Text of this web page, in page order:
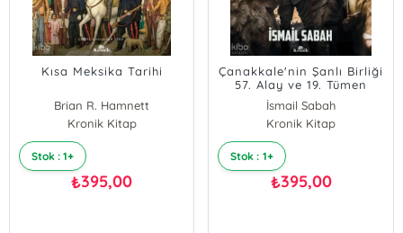
Kısa Meksika Tarihi
Brian R. Hamnett
Kronik Kitap
Stok : 1+
₺395,00
Çanakkale'nin Şanlı Birliği
57. Alay ve 19. Tümen
Komutanı Mustafa Kemal
(Atatürk)
İsmail Sabah
Kronik Kitap
Stok : 1+
₺395,00